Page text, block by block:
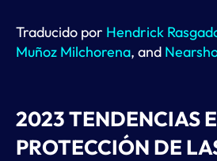
Traducido por Hendrick
Muñoz Milchorena, and
2023 TENDENCIAS
PROTECCIÓN DE